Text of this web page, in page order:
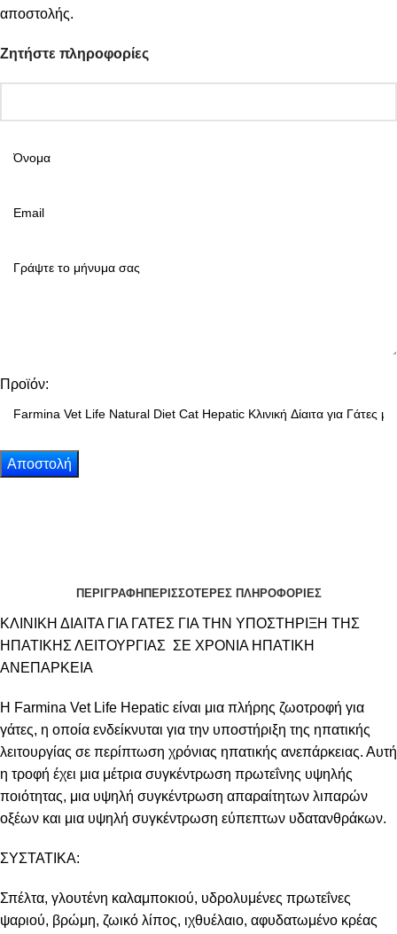
αποστολής.
Ζητήστε πληροφορίες
Προϊόν:
ΠΕΡΙΓΡΑΦΗ ΠΕΡΙΣΣΟΤΕΡΕΣ ΠΛΗΡΟΦΟΡΙΕΣ
ΚΛΙΝΙΚΗ ΔΙΑΙΤΑ ΓΙΑ ΓΑΤΕΣ ΓΙΑ ΤΗΝ ΥΠΟΣΤΗΡΙΞΗ ΤΗΣ
ΗΠΑΤΙΚΗΣ ΛΕΙΤΟΥΡΓΙΑΣ ΣΕ ΧΡΟΝΙΑ ΗΠΑΤΙΚΗ
ΑΝΕΠΑΡΚΕΙΑ
Η Farmina Vet Life Hepatic είναι μια πλήρης ζωοτροφή για
γάτες, η οποία ενδείκνυται για την υποστήριξη της ηπατικής
λειτουργίας σε περίπτωση χρόνιας ηπατικής ανεπάρκειας. Αυτή
η τροφή έχει μια μέτρια συγκέντρωση πρωτεΐνης υψηλής
ποιότητας, μια υψηλή συγκέντρωση απαραίτητων λιπαρών
οξέων και μια υψηλή συγκέντρωση εύπεπτων υδατανθράκων.
ΣΥΣΤΑΤΙΚΑ:
Σπέλτα, γλουτένη καλαμποκιού, υδρολυμένες πρωτεΐνες
ψαριού, βρώμη, ζωικό λίπος, ιχθυέλαιο, αφυδατωμένο κρέας